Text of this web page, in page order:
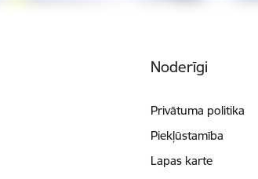
Noderīgi
Privātuma politika
Piekļūstamība
Lapas karte